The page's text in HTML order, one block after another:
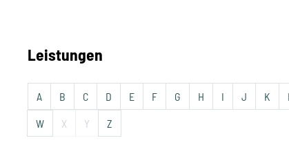
Leistungen
A B C D E F G H I J K L
W X Y Z